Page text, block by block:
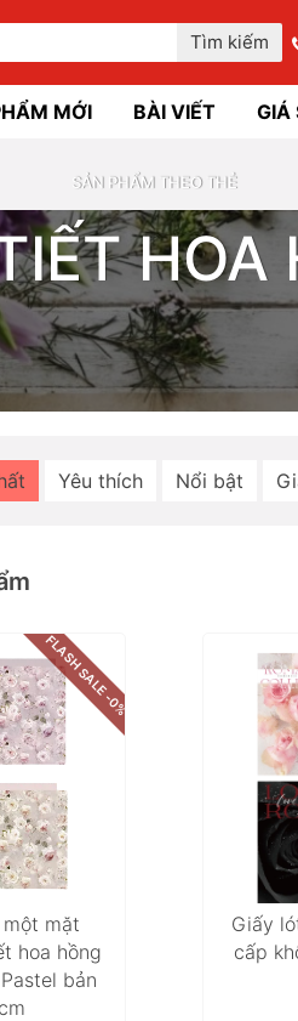
Tìm kiếm
MỚI BÀI VIẾT GIÁ
SẢN PHẨM THEO THẺ
HOA
Yêu thích Nổi bật
mặt
hoa hồng
bản
FLASH SALE -0%
Giấy
cấp